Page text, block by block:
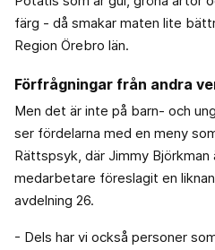
färg - då smakar maten lite
Region Örebro län.
Förfrågningar från andra
Men det är inte på barn- och
ser fördelarna med en meny
Rättspsyk, där Jimmy
medarbetare föreslagit en
avdelning 26.
- Dels har vi också personer